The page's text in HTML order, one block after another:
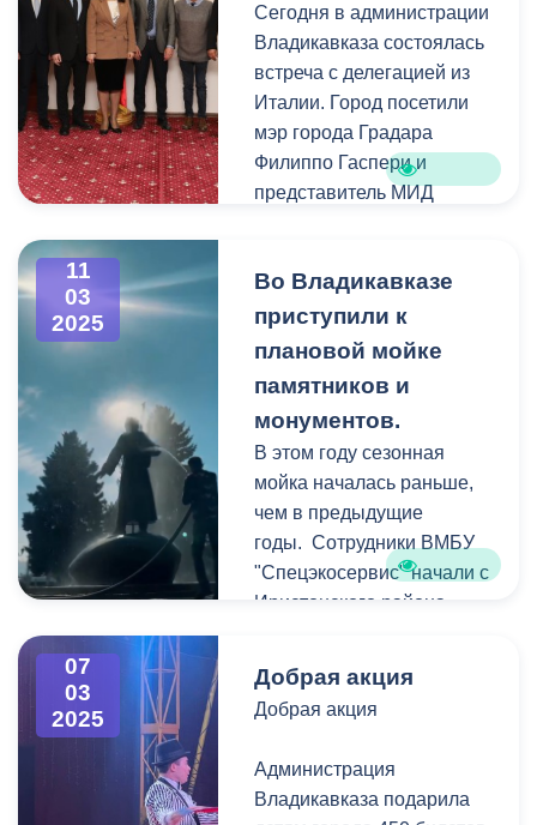
Сегодня в администрации
Владикавказа состоялась
встреча с делегацией из
Италии. Город посетили
мэр города Градара
Филиппо Гаспери и
представитель МИД
На встрече
присутствовали
Владикавказа Сергей
Таболов, первый
заместитель главы АМС
Зураб Дзоблаев,
руководство мэрии и
глава Представительства
Мамиев.
небольшим городом с
населением около 4000
11
03
2025
Во Владикавказе
приступили к
плановой мойке
памятников и
монументов.
В этом году сезонная
мойка началась раньше,
чем в предыдущие
годы. Сотрудники ВМБУ
"Спецэкосервис" начали с
Иристонского района.
Ленину, бюст Семёну
Штыбу и монумент Дзаугу
07
03
2025
Добрая акция
Добрая акция
Администрация
Владикавказа подарила